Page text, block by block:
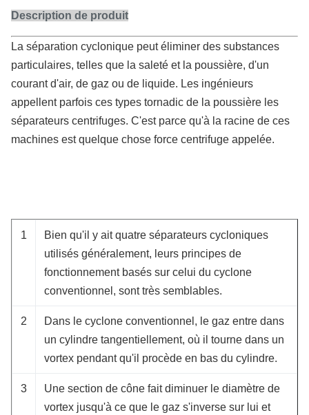
Description de produit
La séparation cyclonique peut éliminer des substances
particulaires, telles que la saleté et la poussière, d'un
courant d'air, de gaz ou de liquide. Les ingénieurs
appellent parfois ces types tornadic de la poussière les
séparateurs centrifuges. C'est parce qu'à la racine de ces
machines est quelque chose force centrifuge appelée.
1
Bien qu'il y ait quatre séparateurs cycloniques
utilisés généralement, leurs principes de
fonctionnement basés sur celui du cyclone
conventionnel, sont très semblables.
2
Dans le cyclone conventionnel, le gaz entre dans
un cylindre tangentiellement, où il tourne dans un
vortex pendant qu'il procède en bas du cylindre.
3
Une section de cône fait diminuer le diamètre de
vortex jusqu'à ce que le gaz s'inverse sur lui et